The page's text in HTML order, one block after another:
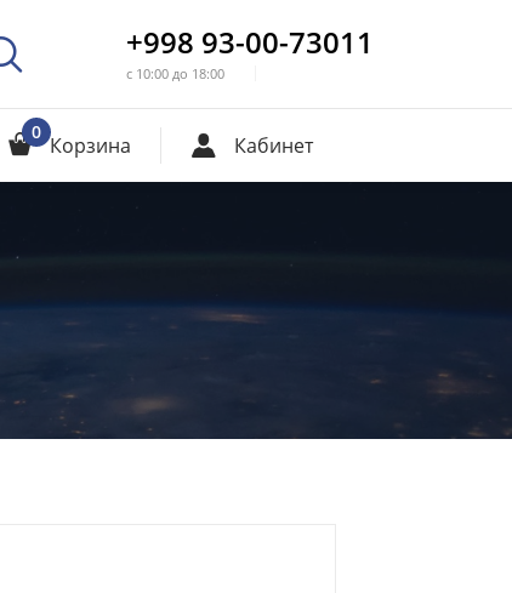
+998 93-00-73011
с 10:00 до 18:00
0 Корзина Кабинет